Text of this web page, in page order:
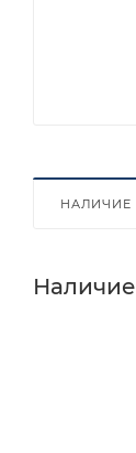
НАЛИЧИЕ
Наличие